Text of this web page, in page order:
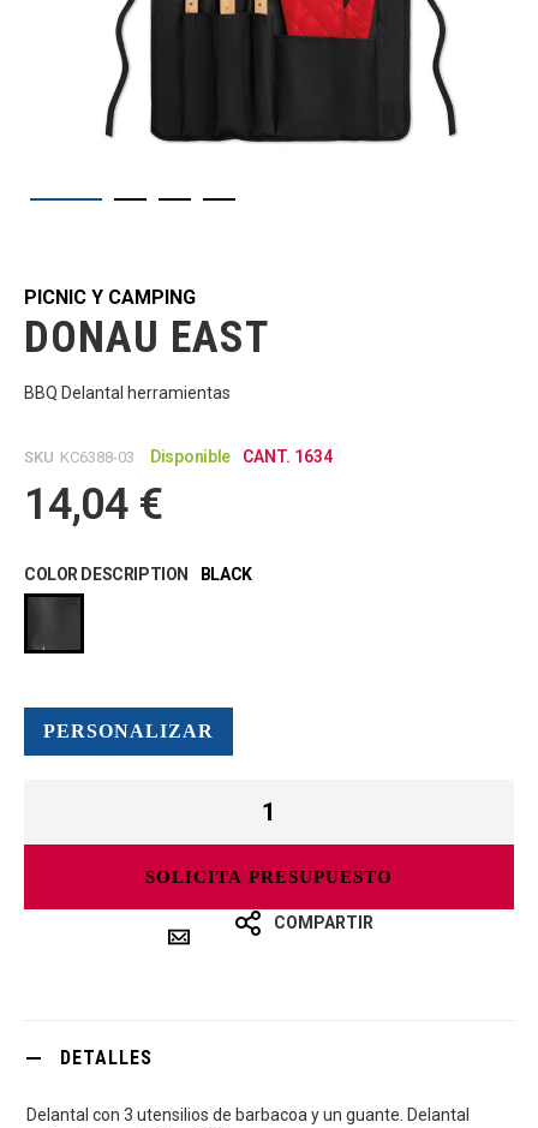
de
la
galería
imágenes
PICNIC Y CAMPING
DONAU EAST
BBQ Delantal herramientas
SKU KC6388-03 Disponible CANT. 1634
14,04 €
COLOR DESCRIPTION BLACK
PERSONALIZAR
SOLICITA PRESUPUESTO
COMPARTIR
DETALLES
Delantal con 3 utensilios de barbacoa y un guante. Delantal